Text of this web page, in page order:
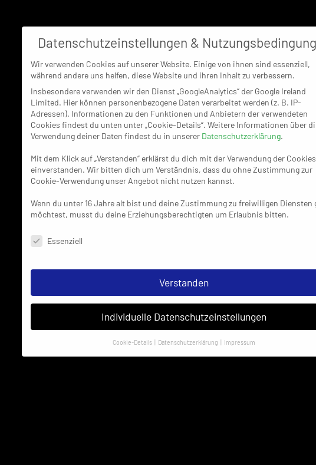
Datenschutzeinstellungen &
Wir verwenden Cookies auf unserer Website. Einige von ihnen sind essenziell,
während andere uns helfen, diese Website und ihren Inhalt zu verbessern.
Insbesondere verwenden wir den Dienst „GoogleAnalytics“ der Google Ireland
Limited. Hier können personenbezogene Daten verarbeitet werden (z. B. IP-
Adressen). Informationen zu den Funktionen und Anbietern der verwendeten
Cookies findest du unten unter „Cookie-Details“. Weitere Informationen über
Verwendung deiner Daten findest du in unserer Datenschutzerklärung.
Mit dem Klick auf „Verstanden“ erklärst du dich mit der Verwendung der Cookies
einverstanden. Wir bitten dich um Verständnis, dass du ohne Zustimmung zur
Cookie-Verwendung unser Angebot nicht nutzen kannst.
Wenn du unter 16 Jahre alt bist und deine Zustimmung zu freiwilligen Diensten
möchtest, musst du deine Erziehungsberechtigten um Erlaubnis bitten.
Datenschutzeinstellungen & Nutzungsbedingungen
Essenziell
Verstanden
Individuelle Datenschutzeinstellungen
Cookie-Details Datenschutzerklärung Impressum
Datenschutzeinstellungen